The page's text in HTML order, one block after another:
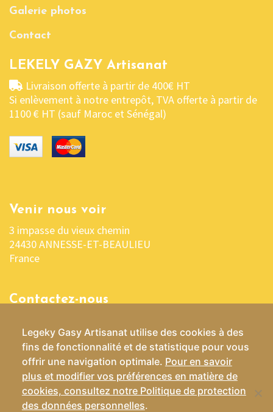
Galerie photos
Contact
LEKELY GAZY Artisanat
Livraison offerte à partir de 400€ HT
Si enlèvement à notre entrepôt, TVA offerte à partir de
1100 € HT (sauf Maroc et Sénégal)
Venir nous voir
3 impasse du vieux chemin
24430 ANNESSE-ET-BEAULIEU
France
Contactez-nous
contact@lekelygasy-artisanat.fr
Conditions Générales de Vente
Legeky Gasy Artisanat utilise des cookies à des
fins de fonctionnalité et de statistique pour vous
offrir une navigation optimale. Pour en savoir
plus et modifier vos préférences en matière de
cookies, consultez notre Politique de protection
des données personnelles.